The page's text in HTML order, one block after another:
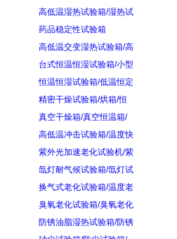
高低温湿热试验箱/湿热试
药品稳定性试验箱
高低温交变湿热试验箱/高
台式恒温恒湿试验箱/小型
恒温恒湿试验箱/低温恒定
精密干燥试验箱/烘箱/恒
真空干燥箱/真空恒温箱/
高低温冲击试验箱/温度快
紫外光加速老化试验机/紫
氙灯耐气候试验箱/氙灯试
换气式老化试验箱/温度老
臭氧老化试验箱/臭氧老化
防锈油脂湿热试验箱/防锈